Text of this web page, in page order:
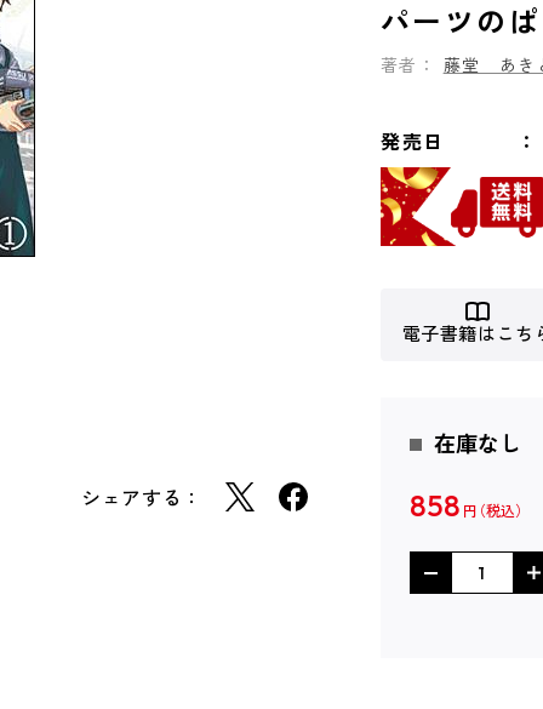
シェアする：
パーツのぱ
著者： 藤堂 あき
発売日
電子書籍はこち
在庫なし
858 円